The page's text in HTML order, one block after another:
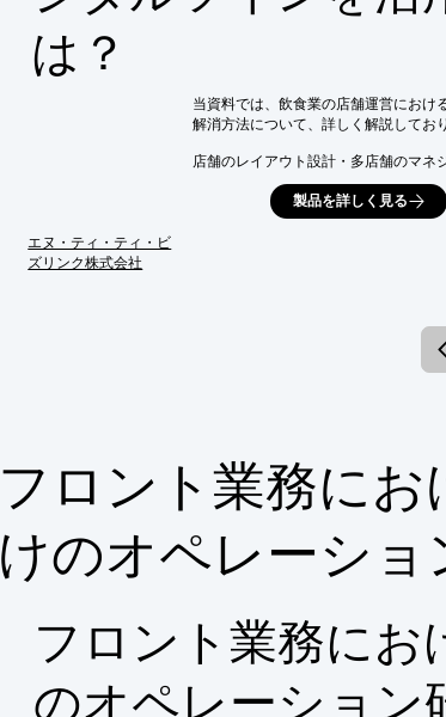
・顧客満足度の向上
は？
エヌ・ティ・ティ・ビ
ズリンク株式会社
当資料では、飲食業の店舗運営におけ
解消方法について、詳しく解説してお
店舗のレイアウト設計・多店舗のマネ
高負荷な業務についてや、その原因な
NTTビズリングの「Beamo」は、デ
■飲食業の店舗開発におけるデジタルツ
■NTTビズリングのデジタルツイン「
製品を詳しく見る
フロント業務にお
けのオペレーショ
フロント業務にお
のオペレーション